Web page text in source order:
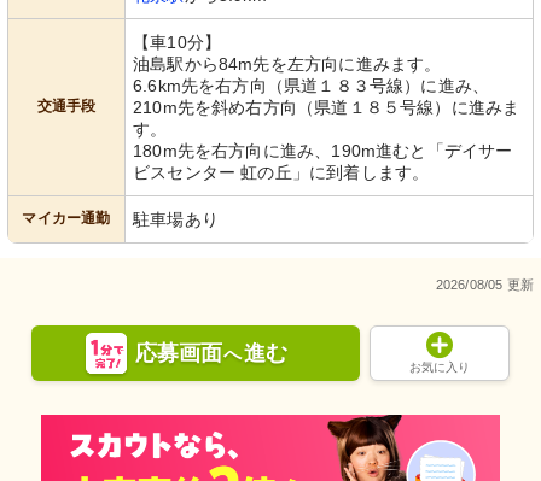
交通手段
【車10分】
油島駅から84m先を左方向に進みます。
6.6km先を右方向（県道１８３号線）に進み、
210m先を斜め右方向（県道１８５号線）に進みま
す。
180m先を右方向に進み、190m進むと「デイサー
ビスセンター 虹の丘」に到着します。
マイカー通勤 駐車場あり
2026/08/05 更新
応募画面へ進む
お気に入り